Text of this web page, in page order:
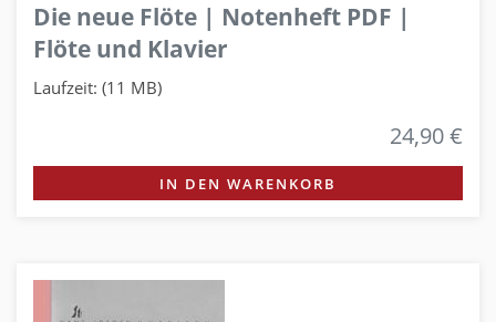
Die neue Flöte | Notenheft PDF |
Flöte und Klavier
Laufzeit: (11 MB)
24,90 €
IN DEN WARENKORB